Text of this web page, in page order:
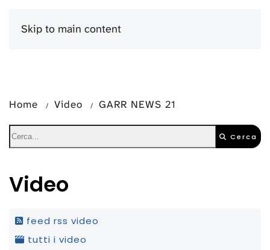
Skip to main content
Home Video GARR NEWS 21
Cerca
Video
feed rss video
tutti i video